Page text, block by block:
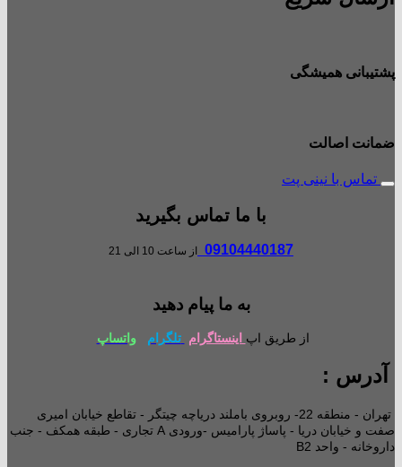
پشتیبانی همیشگی
ضمانت اصالت
تماس با نینی پت
با ما تماس بگیرید
09104440187 از ساعت 10 الی 21
به ما پیام دهید
از طریق اپ اینستاگرام تلگرام واتساپ
آدرس :
تهران - منطقه 22- روبروی باملند دریاچه چیتگر - تقاطع خیابان امیری
صفت و خیابان دریا - پاساژ پارامیس -ورودی A تجاری -
طبقه همکف - جنب
داروخانه - واحد B2